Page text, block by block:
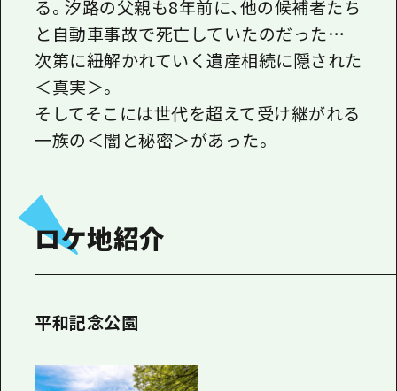
る。汐路の父親も8年前に、他の候補者たち
と自動車事故で死亡していたのだった…
次第に紐解かれていく遺産相続に隠された
＜真実＞。
そしてそこには世代を超えて受け継がれる
一族の＜闇と秘密＞があった―――。
ロケ地紹介
平和記念公園